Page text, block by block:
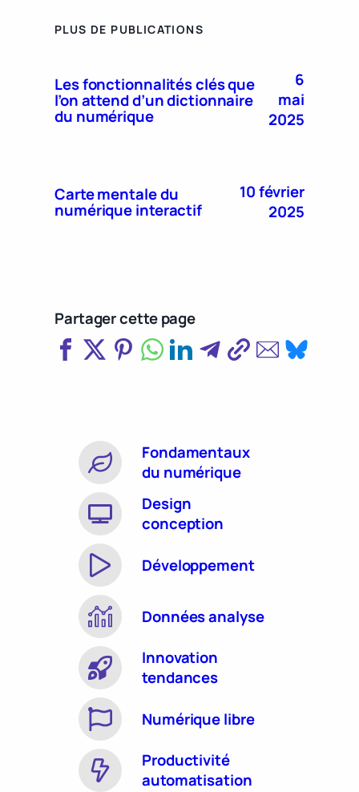
PLUS DE PUBLICATIONS
Les fonctionnalités clés que
l’on attend d’un dictionnaire
du numérique
6
mai
2025
Carte mentale du
numérique interactif
10 février
2025
Partager cette page
Fondamentaux
du numérique
Design
conception
Développement
Données analyse
Innovation
tendances
Numérique libre
Productivité
automatisation